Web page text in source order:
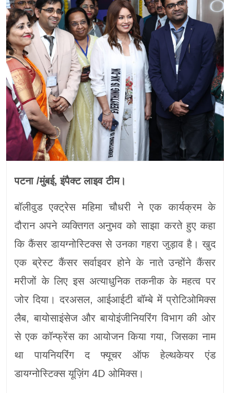
पटना /मुंबई, इंपैक्ट लाइव टीम।
बॉलीवुड एक्ट्रेस महिमा चौधरी ने एक कार्यक्रम के
दौरान अपने व्यक्तिगत अनुभव को साझा करते हुए कहा
कि कैंसर डायग्नोस्टिक्स से उनका गहरा जुड़ाव है। खुद
एक ब्रेस्ट कैंसर सर्वाइवर होने के नाते उन्होंने कैंसर
मरीजों के लिए इस अत्याधुनिक तकनीक के महत्व पर
जोर दिया। दरअसल, आईआईटी बॉम्बे में प्रोटिओमिक्स
लैब, बायोसाइंसेज और बायोइंजीनियरिंग विभाग की ओर
से एक कॉन्फ्रेंस का आयोजन किया गया, जिसका नाम
था पायनियरिंग द फ्यूचर ऑफ हेल्थकेयर एंड
डायग्नोस्टिक्स यूज़िंग 4D ओमिक्स।